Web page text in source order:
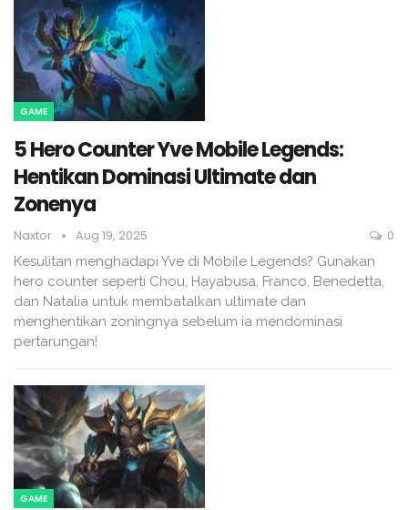
GAME
5 Hero Counter Yve Mobile Legends:
Hentikan Dominasi Ultimate dan
Zonenya
Naxtor Aug 19, 2025 0
Kesulitan menghadapi Yve di Mobile Legends? Gunakan
hero counter seperti Chou, Hayabusa, Franco, Benedetta,
dan Natalia untuk membatalkan ultimate dan
menghentikan zoningnya sebelum ia mendominasi
pertarungan!
GAME